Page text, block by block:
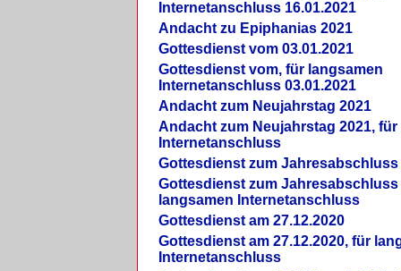
Internetanschluss 16.01.2021
Andacht zu Epiphanias 2021
Gottesdienst vom 03.01.2021
Gottesdienst vom, für langsamen
Internetanschluss 03.01.2021
Andacht zum Neujahrstag 2021
Andacht zum Neujahrstag 2021,
Internetanschluss
Gottesdienst zum Jahresabschluss
Gottesdienst zum Jahresabschluss
langsamen Internetanschluss
Gottesdienst am 27.12.2020
Gottesdienst am 27.12.2020, für
Internetanschluss